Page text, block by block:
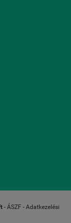
- ÁSZF - Adatkezelési